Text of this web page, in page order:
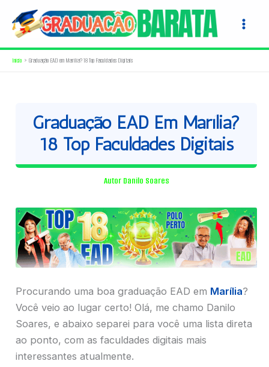
para
conteúdo
Início Graduação EAD em Marília? 18 Top Faculdades Digitais
Graduação EAD Em Marília?
18 Top Faculdades Digitais
Autor Danilo Soares
Procurando uma boa graduação EAD em Marília?
Você veio ao lugar certo! Olá, me chamo Danilo
Soares, e abaixo separei para você uma lista direta
ao ponto, com as faculdades digitais mais
interessantes atualmente.